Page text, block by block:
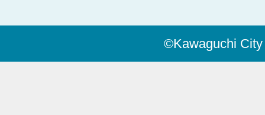
©Kawaguchi City